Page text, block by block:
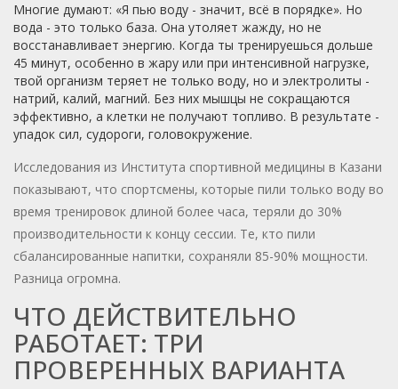
Многие думают: «Я пью воду - значит, всё в порядке». Но
вода - это только база. Она утоляет жажду, но не
восстанавливает энергию. Когда ты тренируешься дольше
45 минут, особенно в жару или при интенсивной нагрузке,
твой организм теряет не только воду, но и электролиты -
натрий, калий, магний. Без них мышцы не сокращаются
эффективно, а клетки не получают топливо. В результате -
упадок сил, судороги, головокружение.
Исследования из Института спортивной медицины в Казани
показывают, что спортсмены, которые пили только воду во
время тренировок длиной более часа, теряли до 30%
производительности к концу сессии. Те, кто пили
сбалансированные напитки, сохраняли 85-90% мощности.
Разница огромна.
ЧТО ДЕЙСТВИТЕЛЬНО
РАБОТАЕТ: ТРИ
ПРОВЕРЕННЫХ ВАРИАНТА